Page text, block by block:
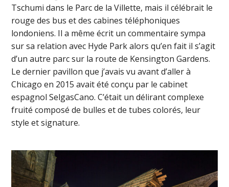
Tschumi dans le Parc de la Villette, mais il célébrait le
rouge des bus et des cabines téléphoniques
londoniens. Il a même écrit un commentaire sympa
sur sa relation avec Hyde Park alors qu’en fait il s’agit
d’un autre parc sur la route de Kensington Gardens.
Le dernier pavillon que j’avais vu avant d’aller à
Chicago en 2015 avait été conçu par le cabinet
espagnol SelgasCano. C’était un délirant complexe
fruité composé de bulles et de tubes colorés, leur
style et signature.